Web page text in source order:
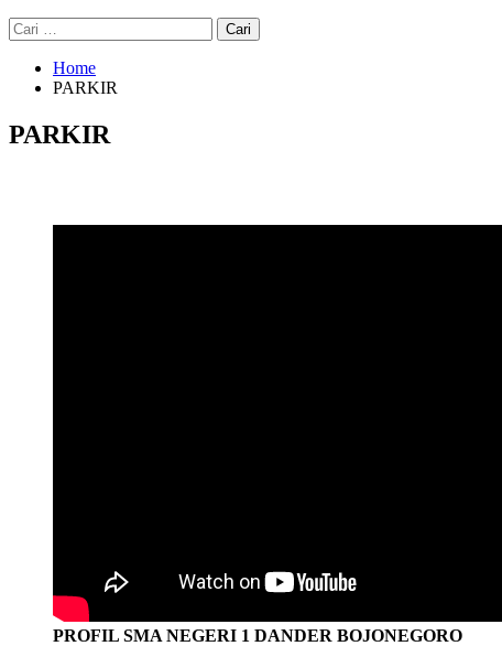
Cari
untuk:
Home
PARKIR
PARKIR
PROFIL SMA NEGERI 1 DANDER BOJONEGORO